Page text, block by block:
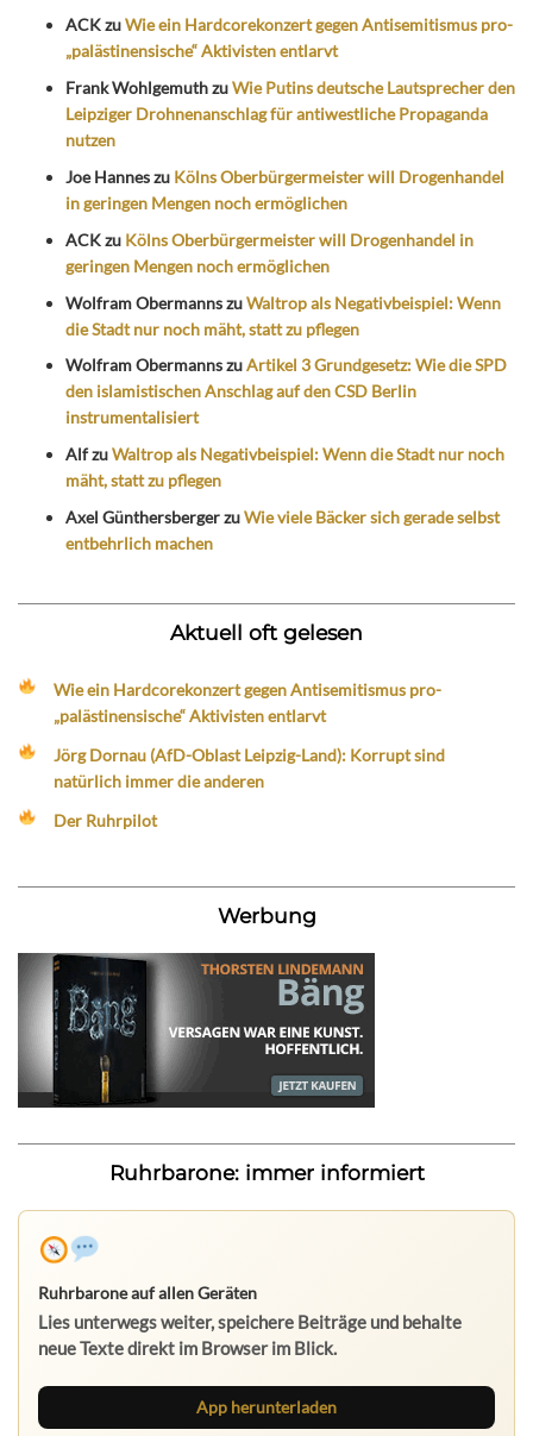
ACKzuWie ein Hardcorekonzert gegen Antisemitismus pro-
„palästinensische“ Aktivisten entlarvt
Frank WohlgemuthzuWie Putins deutsche Lautsprecher den
Leipziger Drohnenanschlag für antiwestliche Propaganda
nutzen
Joe Hanneszu Kölns Oberbürgermeister will Drogenhandel
in geringen Mengen noch ermöglichen
ACKzu Kölns Oberbürgermeister will Drogenhandel in
geringen Mengen noch ermöglichen
Wolfram ObermannszuWaltrop als Negativbeispiel: Wenn
die Stadt nur noch mäht, statt zu pflegen
Wolfram ObermannszuArtikel 3 Grundgesetz: Wie die SPD
den islamistischen Anschlag auf den CSD Berlin
instrumentalisiert
AlfzuWaltrop als Negativbeispiel: Wenn die Stadt nur noch
mäht, statt zu pflegen
Axel GünthersbergerzuWie viele Bäcker sich gerade selbst
entbehrlich machen
Aktuell oft gelesen
Wie ein Hardcorekonzert gegen Antisemitismus pro-
„palästinensische“ Aktivisten entlarvt
Jörg Dornau (AfD-Oblast Leipzig-Land): Korrupt sind
natürlich immer die anderen
Der Ruhrpilot
Werbung
Ruhrbarone: immer informiert
Ruhrbarone auf allen Geräten
Lies unterwegs weiter, speichere Beiträge und behalte
neue Texte direkt im Browser im Blick.
App herunterladen